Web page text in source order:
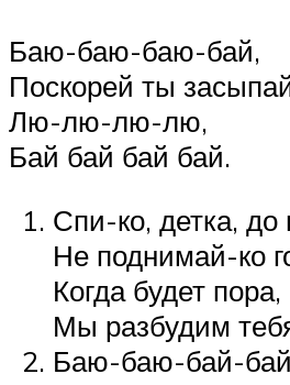
Баю-баю-баю-бай,
Поскорей ты
Лю-лю-лю-лю,
Бай бай бай бай.
Спи-ко, детка, до
Не поднимай-ко
Когда будет пора,
Мы разбудим
Баю-баю-бай-